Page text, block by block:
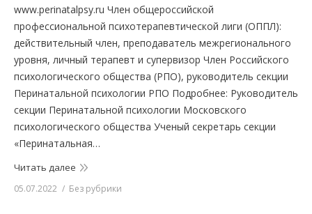
www.perinatalpsy.ru Член общероссийской
профессиональной психотерапевтической лиги (ОППЛ):
действительный член, преподаватель межрегионального
уровня, личный терапевт и супервизор Член Российского
психологического общества (РПО), руководитель секции
Перинатальной психологии РПО Подробнее: Руководитель
секции Перинатальной психологии Московского
психологического общества Ученый секретарь секции
«Перинатальная…
Читать далее
05.07.2022 Без рубрики